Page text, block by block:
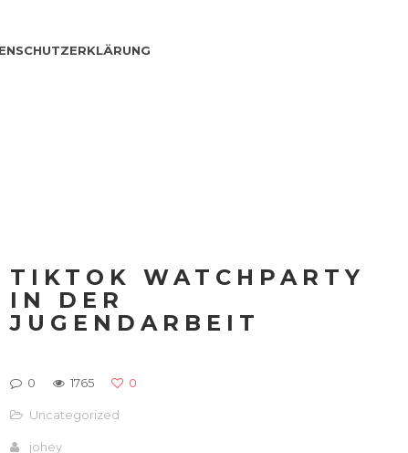
TIKTOK WATCHPARTY
IN DER
JUGENDARBEIT
0 1765 0
Uncategorized
johey